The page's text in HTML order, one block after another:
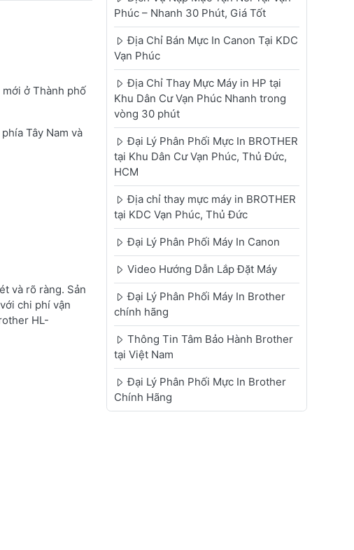
ở Thành phố
Tây Nam và
và rõ ràng. Sản
chi phí vận
HL-
Phúc – Nhanh 30 Phút, Giá Tốt
Địa Chỉ Bán Mực In Canon Tại KDC
Vạn Phúc
Địa Chỉ Thay Mực Máy in HP tại
Khu Dân Cư Vạn Phúc Nhanh trong
vòng 30 phút
Đại Lý Phân Phối Mực In BROTHER
tại Khu Dân Cư Vạn Phúc, Thủ Đức,
HCM
Địa chỉ thay mực máy in BROTHER
tại KDC Vạn Phúc, Thủ Đức
Đại Lý Phân Phối Máy In Canon
Video Hướng Dẫn Lắp Đặt Máy
Đại Lý Phân Phối Máy In Brother
chính hãng
Thông Tin Tâm Bảo Hành Brother
tại Việt Nam
Đại Lý Phân Phối Mực In Brother
Chính Hãng